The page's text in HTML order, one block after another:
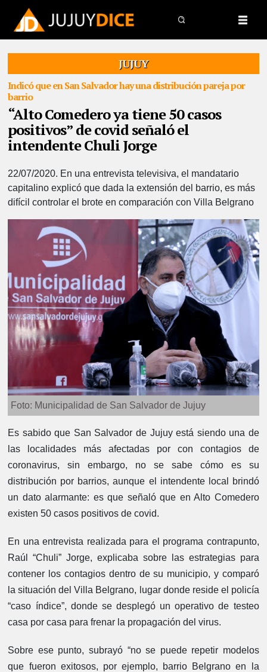
JUJUY
Indicó que en San Salvador hay una distribución pareja por
barrio
“Alto Comedero ya tiene 50 casos
positivos” de covid señaló el
intendente Chuli Jorge
22/07/2020. En una entrevista televisiva, el mandatario
capitalino explicó que dada la extensión del barrio, es más
difícil controlar el brote en comparación con Villa Belgrano
Foto: Municipalidad de San Salvador de Jujuy
Es sabido que San Salvador de Jujuy está siendo una de
las localidades más afectadas por con contagios de
coronavirus, sin embargo, no se sabe cómo es su
distribución por barrios, aunque el intendente local brindó
un dato alarmante: es que señaló que en Alto Comedero
existen 50 casos positivos de covid.
En una entrevista realizada para el programa contrapunto,
Raúl “Chuli” Jorge, explicaba sobre las estrategias para
contener los contagios dentro de su municipio, y comparó
la situación del Villa Belgrano, lugar donde reside el policía
“caso índice”, donde se desplegó un operativo de testeo
casa por casa para frenar la propagación del virus.
Sobre ese punto, subrayó “no se puede repetir modelos
que fueron exitosos, por ejemplo, barrio Belgrano en la